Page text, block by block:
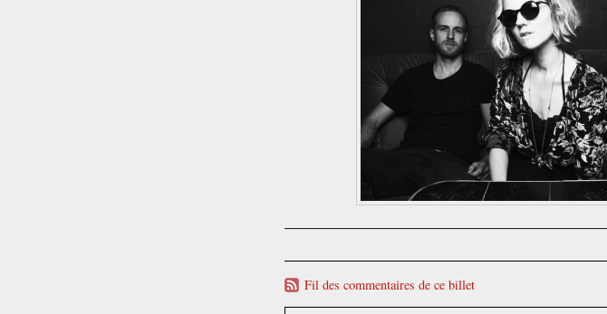
Fil des commentaires de ce billet